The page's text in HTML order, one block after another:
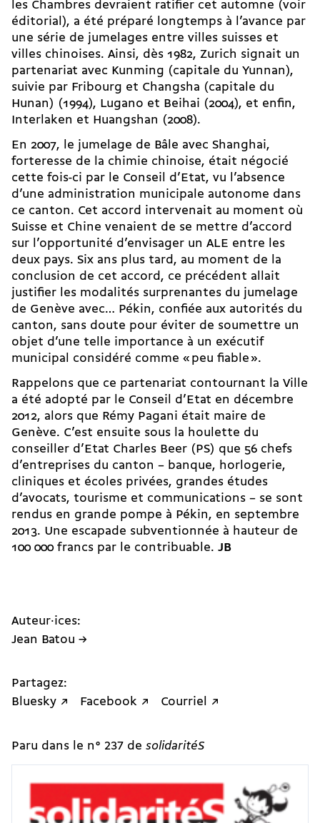
les Chambres devraient ratifier cet automne (voir
éditorial), a été préparé longtemps à l’avance par
une série de jumelages entre villes suisses et
villes chinoises. Ainsi, dès 1982, Zurich signait un
partenariat avec Kunming (capitale du Yunnan),
suivie par Fribourg et Changsha (capitale du
Hunan) (1994), Lugano et Beihai (2004), et enfin,
Interlaken et Huangshan (2008).
En 2007, le jumelage de Bâle avec Shanghai,
forteresse de la chimie chinoise, était négocié
cette fois-ci par le Conseil d’Etat, vu l’absence
d’une administration municipale autonome dans
ce canton. Cet accord intervenait au moment où
Suisse et Chine venaient de se mettre d’accord
sur l’opportunité d’envisager un ALE entre les
deux pays. Six ans plus tard, au moment de la
conclusion de cet accord, ce précédent allait
justifier les modalités surprenantes du jumelage
de Genève avec… Pékin, confiée aux autorités du
canton, sans doute pour éviter de soumettre un
objet d’une telle importance à un exécutif
municipal considéré comme « peu fiable ».
Rappelons que ce partenariat contournant la Ville
a été adopté par le Conseil d’Etat en décembre
2012, alors que Rémy Pagani était maire de
Genève. C’est ensuite sous la houlette du
conseiller d’Etat Charles Beer (PS) que 56 chefs
d’entreprises du canton – banque, horlogerie,
cliniques et écoles privées, grandes études
d’avocats, tourisme et communications – se sont
rendus en grande pompe à Pékin, en septembre
2013. Une escapade subventionnée à hauteur de
100 000 francs par le contribuable. JB
Auteur·ices:
Jean Batou →
Partagez:
Bluesky ↗
Facebook ↗ Courriel ↗
Paru dans le n° 237 de solidaritéS